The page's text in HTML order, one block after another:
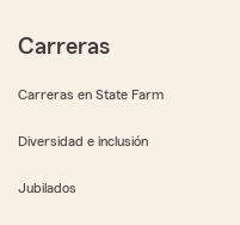
Carreras
Carreras en State Farm
Diversidad e inclusión
Jubilados